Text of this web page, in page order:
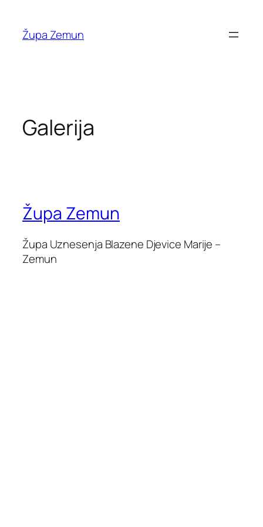
content
Župa Zemun
Galerija
Župa Zemun
Župa Uznesenja Blazene Djevice Marije –
Zemun